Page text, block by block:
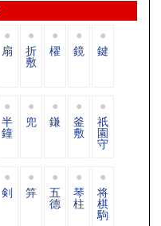
扇 折
敷
櫂 鏡 鍵
半
鐘
兜 鎌 釜
敷
祇
園
守
剣 笄 五
德
琴
柱
将
棋
駒